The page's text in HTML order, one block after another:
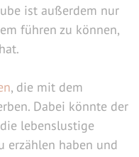
ist außerdem nur
führen zu können,
, die mit dem
Dabei könnte der
lebenslustige
erzählen haben und